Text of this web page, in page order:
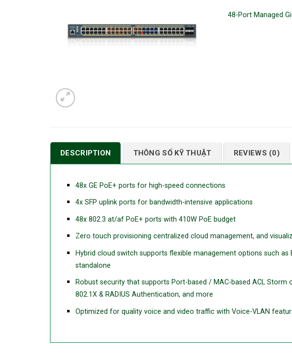
48-Port Managed
DESCRIPTION THÔNG SỐ KỸ THUẬT REVIEWS (0)
48x GE PoE+ ports for high-speed connections
4x SFP uplink ports for bandwidth-intensive applications
48x 802.3 at/af PoE+ ports with 410W PoE budget
Zero touch provisioning centralized cloud management, and
Hybrid cloud switch supports flexible management options such as
standalone
Robust security that supports Port-based / MAC-based ACL Storm
802.1X & RADIUS Authentication, and more
Optimized for quality voice and video traffic with Voice-VLAN